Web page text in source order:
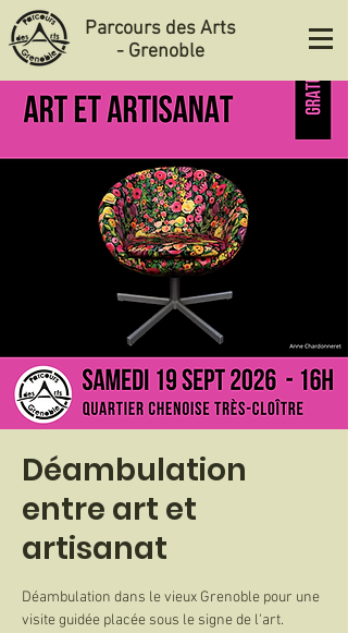
Parcours des Arts
- Grenoble
Déambulation
entre art et
artisanat
Déambulation dans le vieux Grenoble pour une
visite guidée placée sous le signe de l'art.